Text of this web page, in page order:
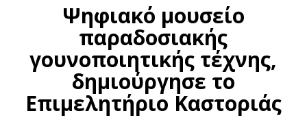
Ψηφιακό μουσείο
παραδοσιακής
γουνοποιητικής τέχνης,
δημιούργησε το
Επιμελητήριο Καστοριάς